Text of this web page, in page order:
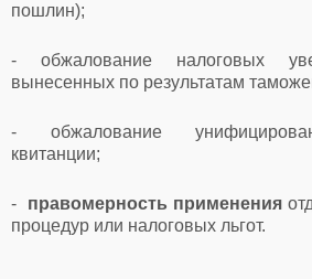
пошлин);
- обжалование налоговых
вынесенных по результатам
- обжалование
квитанции;
- правомерность применения
процедур или налоговых льгот.